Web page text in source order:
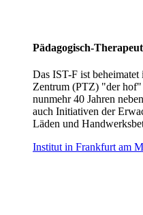
Pädagogisch-
Das IST-F ist beheimatet
Zentrum (PTZ) "der
nunmehr 40 Jahren
auch Initiativen der
Läden und
Institut in Frankfurt am